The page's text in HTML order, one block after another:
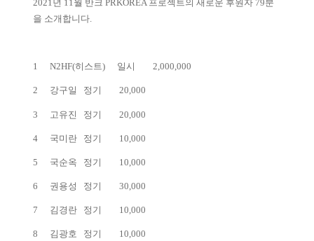
2021년 11월 반크 PRKOREA 프로젝트의 새로운 후원자 79분
을 소개합니다.
1 N2HF(히스트) 일시 2,000,000
2 강구일 정기 20,000
3 고유진 정기 20,000
4 국미란 정기 10,000
5 국순옥 정기 10,000
6 권용성 정기 30,000
7 김경란 정기 10,000
8 김광호 정기 10,000